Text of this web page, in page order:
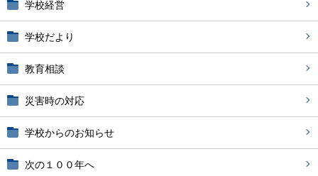
学校経営
学校だより
教育相談
災害時の対応
学校からのお知らせ
次の１００年へ